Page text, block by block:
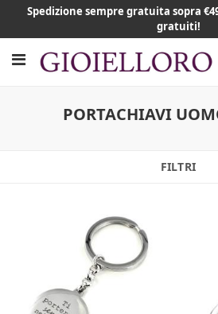
Spedizione sempre gratuita sopra
gratuiti!
PORTACHIAVI
FILTRI